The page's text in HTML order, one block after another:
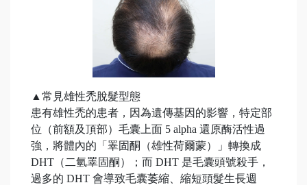
▲常見雄性禿脫髮型態
患有雄性禿的患者，因為遺傳基因的影響，特定部
位（前額及頂部）毛囊上面 5 alpha 還原酶活性過
強，將體內的「睪固酮（雄性荷爾蒙）」轉換成
DHT（二氫睪固酮）；而 DHT 是毛囊頭號殺手，
過多的 DHT 會導致毛囊萎縮、縮短頭髮生長週